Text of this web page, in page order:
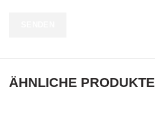
ÄHNLICHE PRODUKTE